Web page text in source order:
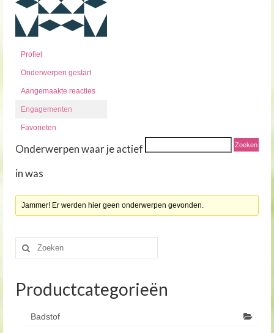
Profiel
Onderwerpen gestart
Aangemaakte reacties
Engagementen
Favorieten
Onderwerpen waar je actief
in was
Jammer! Er werden hier geen onderwerpen gevonden.
Zoeken
naar:
Productcategorieën
Badstof